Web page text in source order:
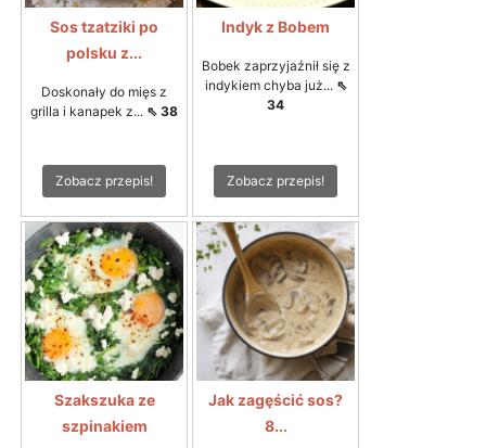
Sos tzatziki po
polsku z...
Doskonały do mięs z
grilla i kanapek z... ⇖ 38
Zobacz przepis!
Indyk z Bobem
Bobek zaprzyjaźnił się z
indykiem chyba już... ⇖
34
Zobacz przepis!
Szakszuka ze
szpinakiem
Jak zagęścić sos?
8...